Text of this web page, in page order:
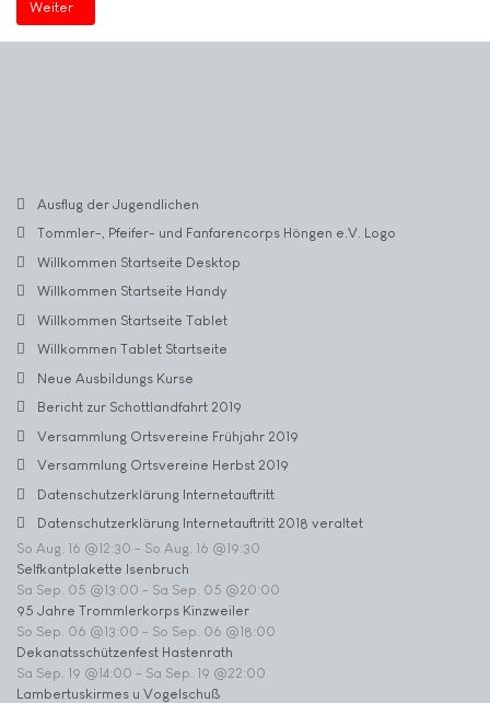
Nächster Beitrag: Willkommen Tablet Startseite
Weiter
Ausflug der Jugendlichen
Tommler-, Pfeifer- und Fanfarencorps Höngen e.V. Logo
Willkommen Startseite Desktop
Willkommen Startseite Handy
Willkommen Startseite Tablet
Willkommen Tablet Startseite
Neue Ausbildungs Kurse
Bericht zur Schottlandfahrt 2019
Versammlung Ortsvereine Frühjahr 2019
Versammlung Ortsvereine Herbst 2019
Datenschutzerklärung Internetauftritt
Datenschutzerklärung Internetauftritt 2018 veraltet
So Aug. 16 @12:30 - So Aug. 16 @19:30
Selfkantplakette Isenbruch
Sa Sep. 05 @13:00 - Sa Sep. 05 @20:00
95 Jahre Trommlerkorps Kinzweiler
So Sep. 06 @13:00 - So Sep. 06 @18:00
Dekanatsschützenfest Hastenrath
Sa Sep. 19 @14:00 - Sa Sep. 19 @22:00
Lambertuskirmes u Vogelschuß